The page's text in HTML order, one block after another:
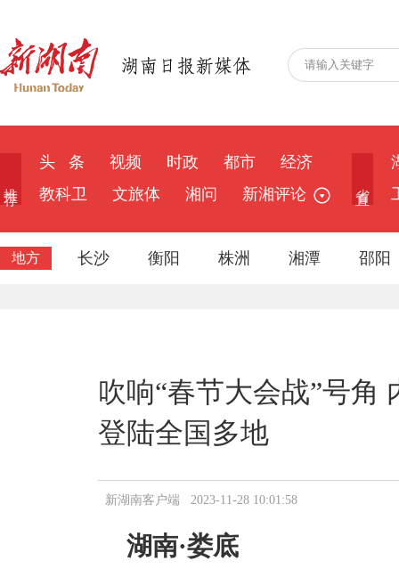
头 条 视频 时政 都市
经济
教科卫
文旅体 湘问 新湘评论
地方 长沙 衡阳 株洲 湘潭 邵阳
吹响“春节大会战”号角
登陆全国多地
新湖南客户端 2023-11-28 10:01:58
湖南·娄底